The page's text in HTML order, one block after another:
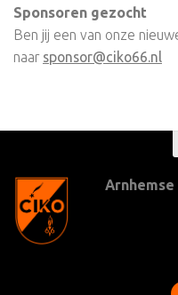
Sponsoren gezocht
Ben jij een van onze
naar sponsor@ciko66.nl